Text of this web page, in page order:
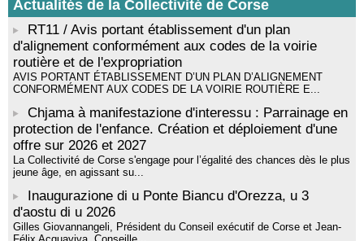
Actualités de la Collectivité de Corse
RT11 / Avis portant établissement d'un plan
d'alignement conformément aux codes de la voirie
routière et de l'expropriation
AVIS PORTANT ÉTABLISSEMENT D’UN PLAN D’ALIGNEMENT
CONFORMÉMENT AUX CODES DE LA VOIRIE ROUTIÈRE E...
Chjama à manifestazione d'interessu : Parrainage en
protection de l'enfance. Création et déploiement d'une
offre sur 2026 et 2027
La Collectivité de Corse s'engage pour l’égalité des chances dès le plus
jeune âge, en agissant su...
Inaugurazione di u Ponte Biancu d'Orezza, u 3
d'aostu di u 2026
Gilles Giovannangeli, Président du Conseil exécutif de Corse et Jean-